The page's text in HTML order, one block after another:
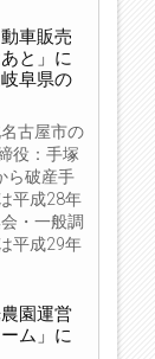
車販売
と」に
阜県の
古屋市の
役：手塚
ら破産手
平成28年
・一般調
平成29年
園運営
ム」に